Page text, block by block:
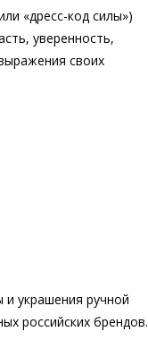
«дресс-код силы»)
уверенность,
своих
украшения ручной
российских брендов.